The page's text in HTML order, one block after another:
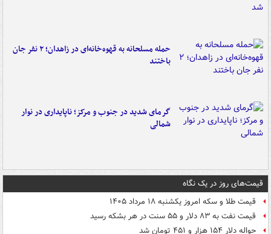
حمله مسلحانه به قهوه‌خانه‌ای در زاهدان؛ ۲ نفر جان
باختند
گرمای شدید در جنوب و مرکز؛ ناپایداری در نوار
شمالی
قیمت‌های روز در یک نگاه
قیمت طلا و سکه امروز یکشنبه ۱۸ مرداد ۱۴۰۵
قیمت نفت به ۸۳ دلار و ۵۵ سنت در هر بشکه رسید
حواله دلار ۱۵۴ هزار و ۴۵۱ تومان شد